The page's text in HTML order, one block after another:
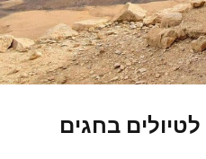
בחגים